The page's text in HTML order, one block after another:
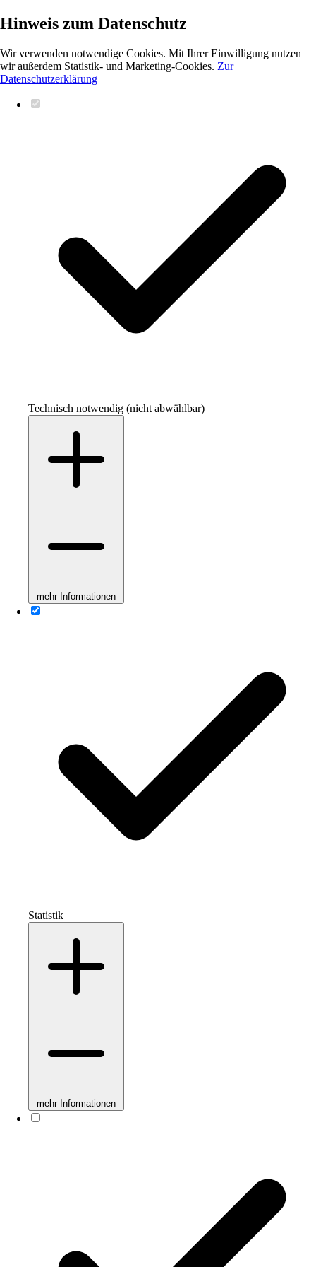
Hinweis zum Datenschutz
Wir verwenden notwendige Cookies. Mit Ihrer Einwilligung nutzen
wir außerdem Statistik- und Marketing-Cookies. Zur
Datenschutzerklärung
Technisch notwendig (nicht abwählbar)
mehr Informationen
Statistik
mehr Informationen